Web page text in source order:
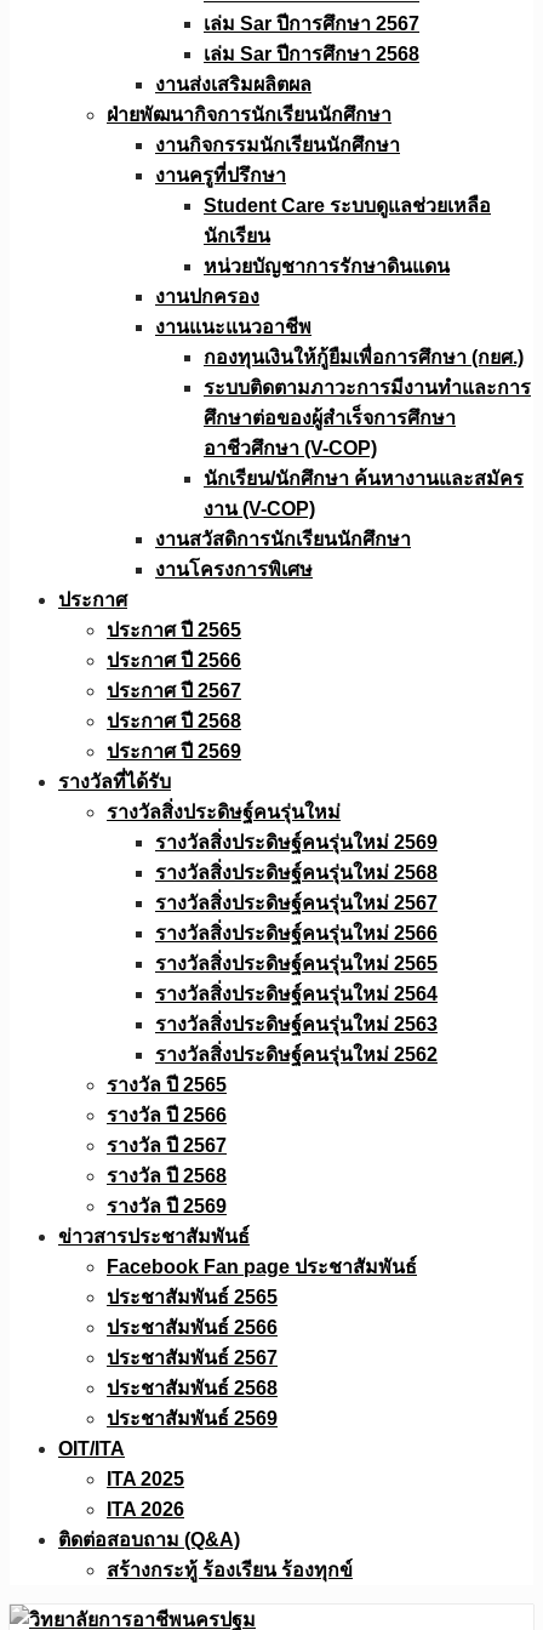
เล่ม Sar ปีการศึกษา 2567
เล่ม Sar ปีการศึกษา 2568
งานส่งเสริมผลิตผล
ฝ่ายพัฒนากิจการนักเรียนนักศึกษา
งานกิจกรรมนักเรียนนักศึกษา
งานครูที่ปรึกษา
Student Care ระบบดูแลช่วยเหลือ
นักเรียน
หน่วยบัญชาการรักษาดินแดน
งานปกครอง
งานแนะแนวอาชีพ
กองทุนเงินให้กู้ยืมเพื่อการศึกษา (กยศ.)
ระบบติดตามภาวะการมีงานทำและการ
ศึกษาต่อของผู้สำเร็จการศึกษา
อาชีวศึกษา (V-COP)
นักเรียน/นักศึกษา ค้นหางานและสมัคร
งาน (V-COP)
งานสวัสดิการนักเรียนนักศึกษา
งานโครงการพิเศษ
ประกาศ
ประกาศ ปี 2565
ประกาศ ปี 2566
ประกาศ ปี 2567
ประกาศ ปี 2568
ประกาศ ปี 2569
รางวัลที่ได้รับ
รางวัลสิ่งประดิษฐ์คนรุ่นใหม่
รางวัลสิ่งประดิษฐ์คนรุ่นใหม่ 2569
รางวัลสิ่งประดิษฐ์คนรุ่นใหม่ 2568
รางวัลสิ่งประดิษฐ์คนรุ่นใหม่ 2567
รางวัลสิ่งประดิษฐ์คนรุ่นใหม่ 2566
รางวัลสิ่งประดิษฐ์คนรุ่นใหม่ 2565
รางวัลสิ่งประดิษฐ์คนรุ่นใหม่ 2564
รางวัลสิ่งประดิษฐ์คนรุ่นใหม่ 2563
รางวัลสิ่งประดิษฐ์คนรุ่นใหม่ 2562
รางวัล ปี 2565
รางวัล ปี 2566
รางวัล ปี 2567
รางวัล ปี 2568
รางวัล ปี 2569
ข่าวสารประชาสัมพันธ์
Facebook Fan page ประชาสัมพันธ์
ประชาสัมพันธ์ 2565
ประชาสัมพันธ์ 2566
ประชาสัมพันธ์ 2567
ประชาสัมพันธ์ 2568
ประชาสัมพันธ์ 2569
OIT/ITA
ITA 2025
ITA 2026
ติดต่อสอบถาม (Q&A)
สร้างกระทู้ ร้องเรียน ร้องทุกข์